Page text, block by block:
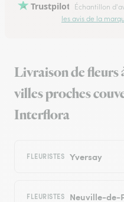
Trustpilot Échantillon
les avis de la
Livraison de fleurs
villes proches
Interflora
FLEURISTES Yversay
FLEURISTES Neuville-de-